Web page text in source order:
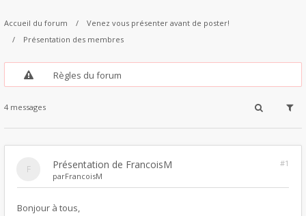
Accueil du forum
Venez vous présenter avant de poster!
Présentation des membres
Règles du forum
4 messages
Présentation de FrancoisM
#1
parFrancoisM
Bonjour à tous,